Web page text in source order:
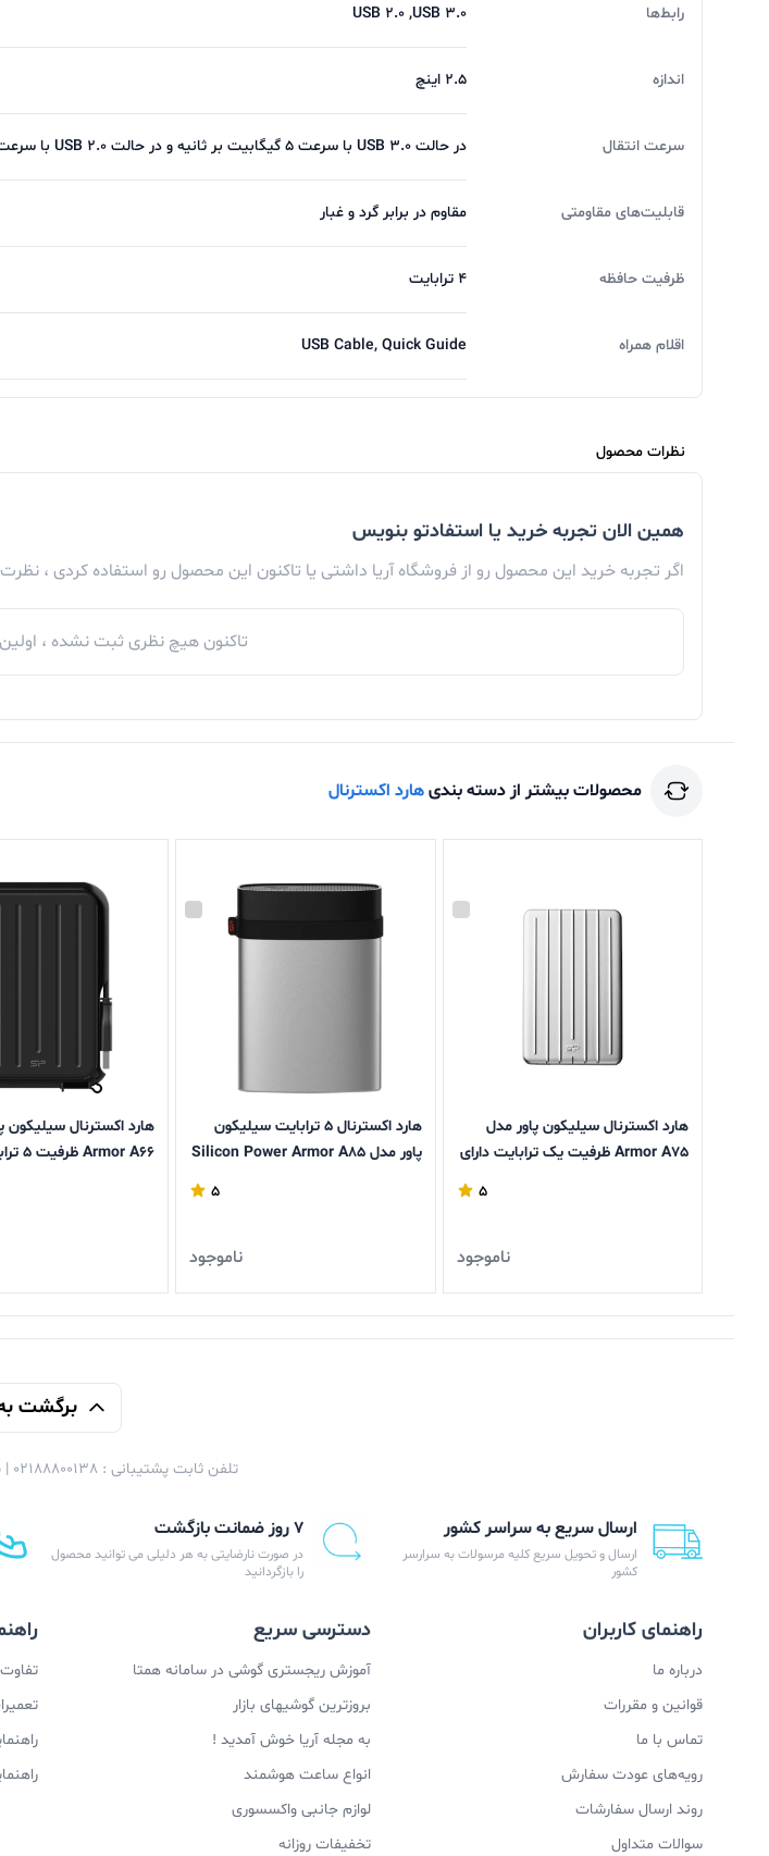
رابط‌ها USB 2.0 ,USB 3.0
اندازه 2.5 اینچ
سرعت انتقال در حالت USB 3.0 با سرعت 5 گیگابیت بر ثانیه و در حالت USB 2.0 با سرعت 480 مگابیت بر ثانیه
قابلیت‌های مقاومتی مقاوم در برابر گرد و غبار
ظرفیت حافظه 4 ترابایت
اقلام همراه USB Cable, Quick Guide
نظرات محصول
همین الان تجربه خرید یا استفادتو بنویس
اگر تجربه خرید این محصول رو از فروشگاه آریا داشتی یا تاکنون این محصول رو استفاده کردی ،
تاکنون هیچ نظری ثبت نشده ،
محصولات بیشتر از دسته بندیهارد اکسترنال
هارد اکسترنال سیلیکون پاور مدل
Armor A75 ظرفیت یک ترابایت دارای
5
ناموجود
هارد اکسترنال 5 ترابایت سیلیکون
پاور مدل Silicon Power Armor A85
5
ناموجود
هارد اکسترنال سیلیکون
Armor A66 ظرفیت 5 ترابایت
برگشت به
تلفن ثابت پشتیبانی : 02188800138 | پاسخگویی در ساعات اداری
ارسال سریع به سراسر کشور
ارسال و تحویل سریع کلیه مرسولات به سرارسر
کشور
۷ روز ضمانت بازگشت
در صورت نارضایتی به هر دلیلی می توانید محصول
را بازگردانید
راهنمای کاربران
درباره ما
قوانین و مقررات
تماس با ما
رویه‌های عودت سفارش
روند ارسال سفارشات
سوالات متداول
دسترسی سریع
آموزش ریجستری گوشی در سامانه همتا
بروزترین گوشیهای بازار
به مجله آریا خوش آمدید !
انواع ساعت هوشمند
لوازم جانبی واکسسوری
تخفیفات روزانه